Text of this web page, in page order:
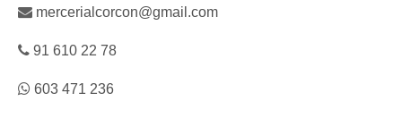
mercerialcorcon@gmail.com
91 610 22 78
603 471 236